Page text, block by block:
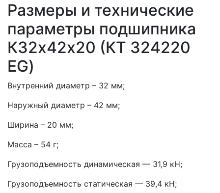
Размеры и технические
параметры подшипника
К32х42х20 (КT 324220
EG)
Внутренний диаметр – 32 мм;
Наружный диаметр – 42 мм;
Ширина – 20 мм;
Масса – 54 г;
Грузоподъемность динамическая — 31,9 кН;
Грузоподъемность статическая — 39,4 кН;